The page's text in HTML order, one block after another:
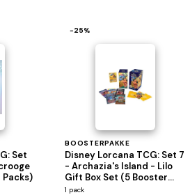
Set
−25%
BOOSTERPAKKE
Disney Lorcana TCG: Set 7
- Archazia's Island - Lilo
Gift Box Set (5 Booster
Packs)
1 pack